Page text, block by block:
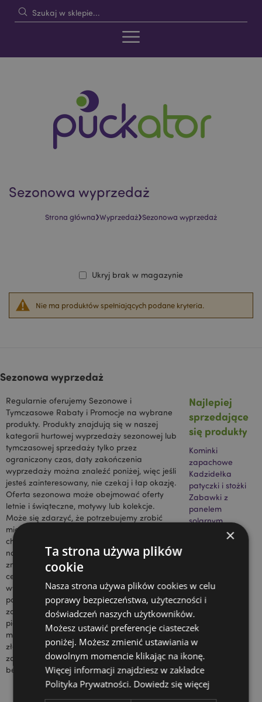
Sezonowa wyprzedaż
Strona główna›Wyprzedaż›Sezonowa wyprzedaż
Nie ma produktów spełniających podane kryteria.
Ukryj brak w magazynie
Sezonowa wyprzedaż
Regularnie oferujemy Sezonowe i
Tymczasowe Rabaty i Promocje na wybrane
produkty. Produkty znajdują się w naszej
kategorii hurtowej wyprzedaży sezonowej lub
tymczasowej sprzedaży tylko przez
ograniczony czas, daty zakończenia
wyprzedaży można znaleźć poniżej, więc jeśli
jesteś zainteresowany, nie czekaj i łap okazję.
Oferta sezonowa może obejmować oferty
letnie i świąteczne, motywy lub kolekcje.
Może się zdarzyć, że potrzebujemy zrobić
miejsce na nowe linie w magazynie, lub
chcemy zawrzeć ofertę przed świętem
narodowym i wtedy naprawdę możesz
znaleźć bestsellery w bardzo okazyjnych
cenach hurtowych. W przypadku sezonowej
wyprzedaży szczegóły oferty można znaleźć
poniżej. Te oferty są tymczasowe i po
zakończeniu promocji ceny wrócą do swojej
pierwotnej wysokości. Ceny ofertowe nie
mogą być stosowane do zamówień
złożonych przed lub po sprzedaży i mają
zastosowanie tylko do zamówień złożonych
bezpośrednio przez stronę internetową.
Najlepiej
sprzedające
się produkty
Kominki
zapachowe
Kadzidełka
patyczki i stożki
Zabawki z
panelem
solarnym
×
Ta strona używa plików
cookie
Nasza strona używa plików cookies w celu
poprawy bezpieczeństwa, użyteczności i
doświadczeń naszych użytkowników.
Możesz ustawić preferencje ciasteczek
poniżej. Możesz zmienić ustawiania w
dowolnym momencie klikając na ikonę.
Więcej informacji znajdziesz w zakładce
Polityka Prywatności. Dowiedz się więcej